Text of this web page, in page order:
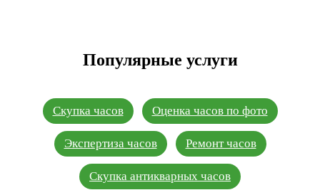
Популярные услуги
Скупка часов Оценка часов по фото
Экспертиза часов Ремонт часов
Скупка антикварных часов